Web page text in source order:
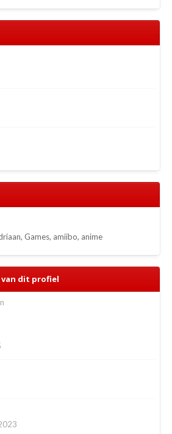
Games, amiibo, anime
van dit profiel